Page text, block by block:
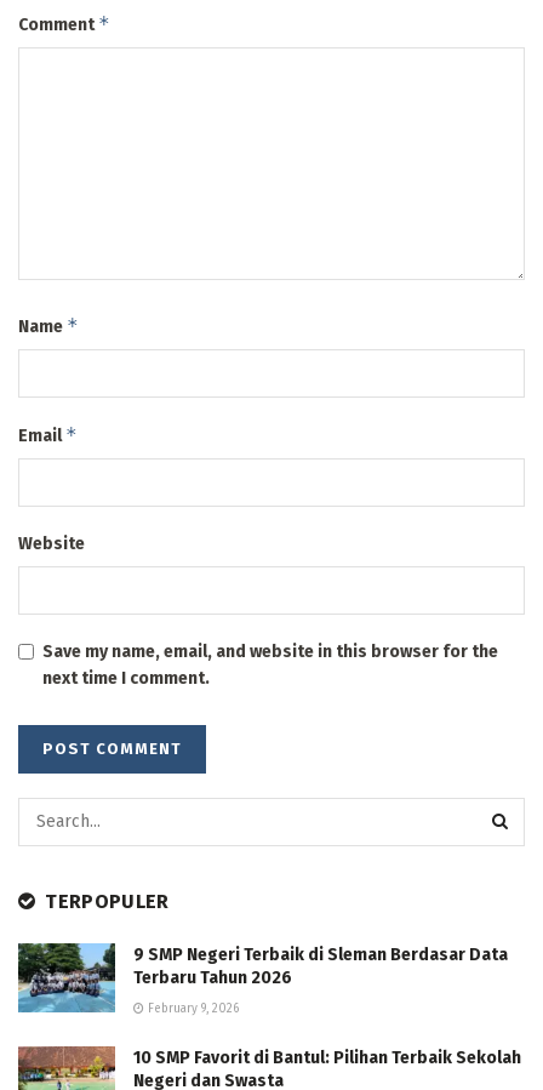
Comment*
Name *
Email*
Website
Save my name, email, and website in this browser for the
next time I comment.
TERPOPULER
9 SMP Negeri Terbaik di Sleman Berdasar Data
Terbaru Tahun 2026
February 9, 2026
10 SMP Favorit di Bantul: Pilihan Terbaik Sekolah
Negeri dan Swasta